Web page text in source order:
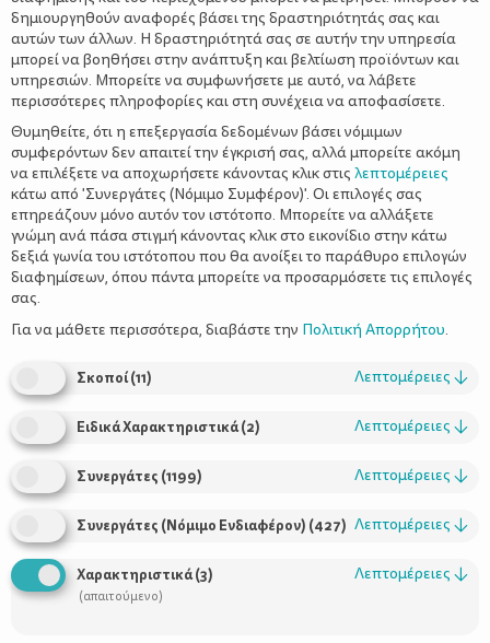
Βραδιά σινεμά στο σπίτι
Χρήσιμοι Σύνδεσμοι
Τι είναι το ΔΕΛΤΑ moms
δημιουργηθούν αναφορές βάσει της δραστηριότητάς σας και
αυτών των άλλων. Η δραστηριότητά σας σε αυτήν την υπηρεσία
μπορεί να βοηθήσει στην ανάπτυξη και βελτίωση προϊόντων και
υπηρεσιών. Μπορείτε να συμφωνήσετε με αυτό, να λάβετε
περισσότερες πληροφορίες και στη συνέχεια να αποφασίσετε.
Θυμηθείτε, ότι η επεξεργασία δεδομένων βάσει νόμιμων
συμφερόντων δεν απαιτεί την έγκρισή σας, αλλά μπορείτε ακόμη
να επιλέξετε να αποχωρήσετε κάνοντας κλικ στις λεπτομέρειες
κάτω από 'Συνεργάτες (Νόμιμο Συμφέρον)'. Οι επιλογές σας
επηρεάζουν μόνο αυτόν τον ιστότοπο. Μπορείτε να αλλάξετε
γνώμη ανά πάσα στιγμή κάνοντας κλικ στο εικονίδιο στην κάτω
δεξιά γωνία του ιστότοπου που θα ανοίξει το παράθυρο επιλογών
διαφημίσεων, όπου πάντα μπορείτε να προσαρμόσετε τις επιλογές
σας.
Για να μάθετε περισσότερα, διαβάστε την Πολιτική Απορρήτου.
Σκοποί(11) Λεπτομέρειες ↓
Ειδικά Χαρακτηριστικά(2) Λεπτομέρειες ↓
Συνεργάτες (1199) Λεπτομέρειες ↓
Συνεργάτες (Νόμιμο Ενδιαφέρον) (427) Λεπτομέρειες ↓
Χαρακτηριστικά(3)
(απαιτούμενο)
Λεπτομέρειες ↓